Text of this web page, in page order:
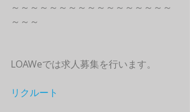
～～～～～～～～～～～～～～～～～
～～～
LOAWeでは求人募集を行います。
リクルート